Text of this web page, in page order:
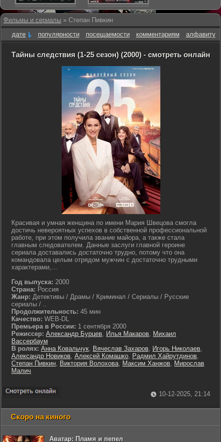
Фильмы и сериалы » Степан Пивкин
дате
популярности посещаемости комментариям алфавиту
Тайны следствия (1-25 сезон) (2000) - смотреть онлайн
Красивая и умная женщина по имени Мария Швецова смогла
достичь невероятных успехов в собственной профессиональной
работе, при этом получила звание майора, а также стала
главным следователем. Данные заслуги главной героине
сериала доставались достаточно трудно, потому что она
командовала целым отрядом мужчин с достаточно трудными
характерами,...
Год выпуска: 2000
Страна: Россия
Жанр: Детективы / Драмы / Криминал / Сериалы / Русские
сериалы / ..
Продолжительность: 45 мин
Качество: WEB-DL
Премьера в России: 1 сентября 2000
Режиссер: Александр Бурцев, Илья Макаров, Михаил
Вассербаум
В ролях: Анна Ковальчук, Вячеслав Захаров, Игорь Николаев,
Александр Новиков, Алексей Комашко, Радмил Хайрутдинов,
Степан Пивкин, Виктория Волохова, Максим Ханжов, Мирослав
Малич
10-12-2025, 21:14
Скоро на киного
Аватар: Пламя и пепел